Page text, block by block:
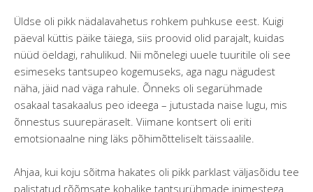
Üldse oli pikk nädalavahetus rohkem puhkuse eest. Kuigi
päeval küttis päike täiega, siis proovid olid parajalt, kuidas
nüüd öeldagi, rahulikud. Nii mõnelegi uuele tuuritile oli see
esimeseks tantsupeo kogemuseks, aga nagu nägudest
näha, jäid nad väga rahule. Õnneks oli segarühmade
osakaal tasakaalus peo ideega – jutustada naise lugu, mis
õnnestus suurepäraselt. Viimane kontsert oli eriti
emotsionaalne ning läks põhimõtteliselt täissaalile.
Ahjaa, kui koju sõitma hakates oli pikk parklast väljasõidu tee
palistatud rõõmsate kohalike tantsurühmade inimestega